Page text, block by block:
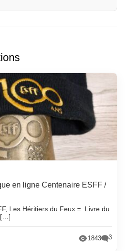
en ligne Centenaire ESFF /
Les Héritiers du Feux = Livre du
[…]
1843 3